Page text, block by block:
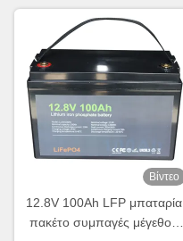
Βίντεο
12.8V 100Ah LFP μπαταρία
πακέτο συμπαγές μέγεθος